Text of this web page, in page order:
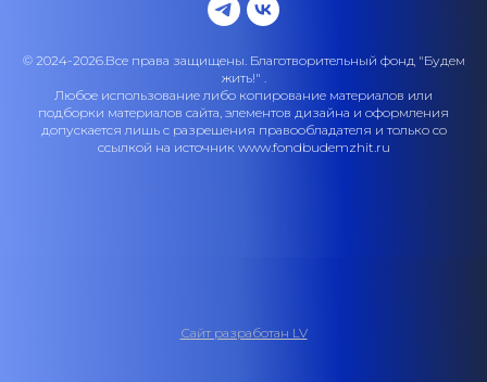
© 2024-2026.Все права защищены. Благотворительный фонд "Будем
жить!" .
Любое использование либо копирование материалов или
подборки материалов сайта, элементов дизайна и оформления
допускается лишь с разрешения правообладателя и только со
ссылкой на источник www.fondbudemzhit.ru
Сайт разработан LV